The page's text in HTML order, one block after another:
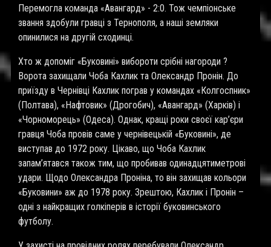
Перемогла команда «Авангард» - 2:0. Тож чемпіонське
звання здобули гравці з Тернополя, а наші земляки
опинилися на другій сходинці.
Хто ж допоміг «Буковині» вибороти срібні нагороди ?
Ворота захищали Чоба Кахлик та Олександр Пронін. До
приїзду в Чернівці Кахлик пограв у командах «Колгоспник»
(Полтава), «Нафтовик» (Дрогобич), «Авангард» (Харків) і
«Чорноморець» (Одеса). Однак, кращі роки своєї кар’єри
гравця Чоба провів саме у чернівецькій «Буковині», де
виступав до 1972 року. Цікаво, що Чоба Кахлик
запам’ятався також тим, що пробивав одинадцятиметрові
удари. Щодо Олександра Проніна, то він захищав кольори
«Буковини» аж до 1978 року. Зрештою, Кахлик і Пронін –
одні з найкращих голкіперів в історії буковинського
футболу.